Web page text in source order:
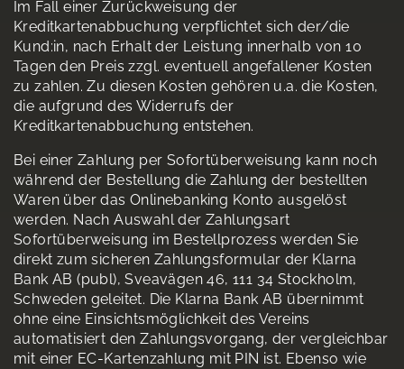
Im Fall einer Zurückweisung der
Kreditkartenabbuchung verpflichtet sich der/die
Kund:in, nach Erhalt der Leistung innerhalb von 10
Tagen den Preis zzgl. eventuell angefallener Kosten
zu zahlen. Zu diesen Kosten gehören u.a. die Kosten,
die aufgrund des Widerrufs der
Kreditkartenabbuchung entstehen.
Bei einer Zahlung per Sofortüberweisung kann noch
während der Bestellung die Zahlung der bestellten
Waren über das Onlinebanking Konto ausgelöst
werden. Nach Auswahl der Zahlungsart
Sofortüberweisung im Bestellprozess werden Sie
direkt zum sicheren Zahlungsformular der Klarna
Bank AB (publ), Sveavägen 46, 111 34 Stockholm,
Schweden geleitet. Die Klarna Bank AB übernimmt
ohne eine Einsichtsmöglichkeit des Vereins
automatisiert den Zahlungsvorgang, der vergleichbar
mit einer EC-Kartenzahlung mit PIN ist. Ebenso wie